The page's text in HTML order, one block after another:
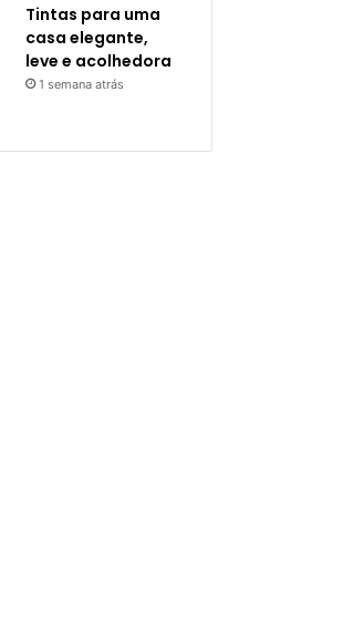
Tintas para uma
casa elegante,
leve e acolhedora
1 semana atrás